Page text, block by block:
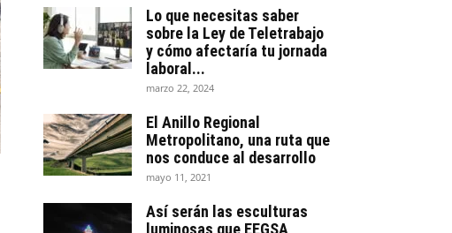
Lo que necesitas saber
sobre la Ley de Teletrabajo
y cómo afectaría tu jornada
laboral...
marzo 22, 2024
El Anillo Regional
Metropolitano, una ruta que
nos conduce al desarrollo
mayo 11, 2021
Así serán las esculturas
luminosas que EEGSA